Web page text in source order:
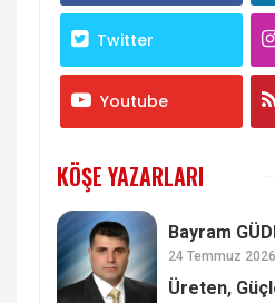
Twitter
Youtube
KÖŞE YAZARLARI
Bayram
24 Temmuz 2026
Üreten,